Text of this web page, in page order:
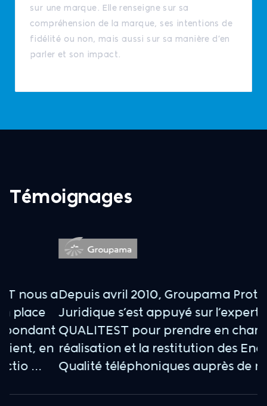
sur une marque. Elle renseigne sur sa
compréhension de la marque, ses intentions de
fidélité ou non, mais aussi sur sa manière d’en
parler et son impact.
Témoignages
Depuis avril 2010, Groupama Protection
Juridique s’est appuyé sur l’expertise de
QUALITEST pour prendre en charge la
réalisation et la restitution des Enquêtes
Qualité téléphoniques auprès de nos a ...